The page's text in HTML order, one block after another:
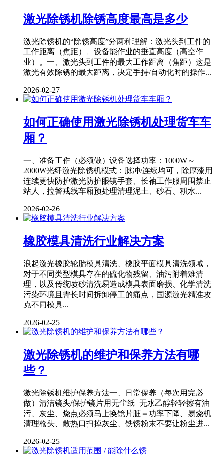
激光除锈机除锈高度最高是多少
激光除锈机的“除锈高度”分两种理解：激光头到工件的
工作距离（焦距）、设备能作业的垂直高度（高空作
业）。一、激光头到工件的最大工作距离（焦距）这是
激光有效除锈的最大距离，决定手持/自动化时的操作...
2026-02-27
如何正确使用激光除锈机处理货车车
厢？
一、准备工作（必须做）设备选择功率：1000W～
2000W光纤激光除锈机模式：脉冲/连续均可，除厚漆用
连续更快防护激光防护眼镜手套、长袖工作服周围禁止
站人，拉警戒线车厢预处理清理泥土、砂石、积水...
2026-02-26
橡胶模具清洗行业解决方案
浪起激光橡胶轮胎模具清洗、橡胶平面模具清洗领域，
对于不同类型模具存在的硫化物残留、油污附着难清
理，以及传统喷砂清洗易造成模具表面磨损、化学清洗
污染环境且需长时间拆卸停工的痛点，国源激光精准攻
克不同模具...
2026-02-25
激光除锈机的维护和保养方法有哪
些？
激光除锈机维护保养方法一、日常保养（每次用完必
做）清洁镜头/保护镜片用无尘纸+无水乙醇轻轻擦有油
污、灰尘、烧点必须马上换镜片脏＝功率下降、易烧机
清理枪头、散热口扫掉灰尘、铁锈粉末不要让粉尘进...
2026-02-25